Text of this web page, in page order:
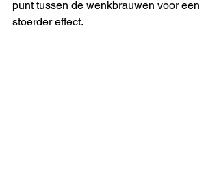
punt tussen de wenkbrauwen voor een
stoerder effect.